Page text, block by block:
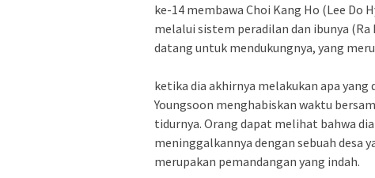
ke-14 membawa Choi Kang Ho (Lee Do
melalui sistem peradilan dan ibunya (Ra
datang untuk mendukungnya, yang
ketika dia akhirnya melakukan apa yang
Youngsoon menghabiskan waktu
tidurnya. Orang dapat melihat bahwa
meninggalkannya dengan sebuah desa
merupakan pemandangan yang indah.